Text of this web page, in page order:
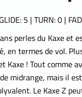
5 | TURN: 0 |
perles du Kaxe et
en termes de vol.
Kaxe ! Tout comme
midrange, mais il
Le Kaxe Z